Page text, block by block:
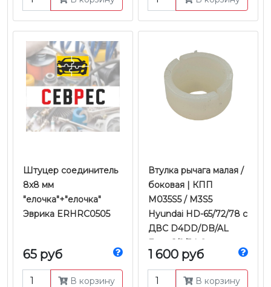
Штуцер соединитель
8x8 мм
"елочка"+"елочка"
Эврика ERHRC0505
65 руб
В корзину
Втулка рычага малая /
боковая | КПП
M035S5 / M3S5
Hyundai HD-65/72/78 с
ДВС D4DD/DB/AL
Евро-1/2/3 | Оригинал
1 600 руб
В корзину